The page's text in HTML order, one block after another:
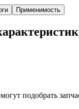
Применимость
подобрать